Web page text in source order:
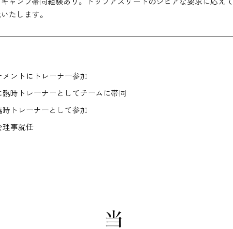
たします。
ントにトレーナー参加
時トレーナーとしてチームに帯同
トレーナーとして参加
事就任